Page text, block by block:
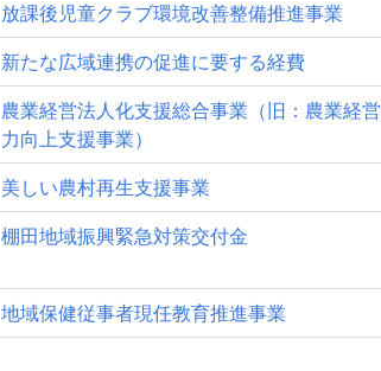
放課後児童クラブ環境改善整備推進事業
新たな広域連携の促進に要する経費
農業経営法人化支援総合事業（旧：農業経営
力向上支援事業）
美しい農村再生支援事業
棚田地域振興緊急対策交付金
地域保健従事者現任教育推進事業